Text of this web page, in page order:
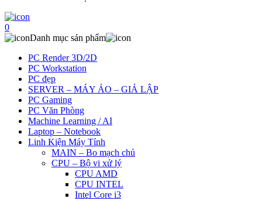
0
Danh mục sản phẩm
PC Render 3D/2D
PC Workstation
PC đẹp
SERVER – MÁY ẢO – GIẢ LẬP
PC Gaming
PC Văn Phòng
Machine Learning / AI
Laptop – Notebook
Linh Kiện Máy Tính
MAIN – Bo mạch chủ
CPU – Bộ vi xử lý
CPU AMD
CPU INTEL
Intel Core i3